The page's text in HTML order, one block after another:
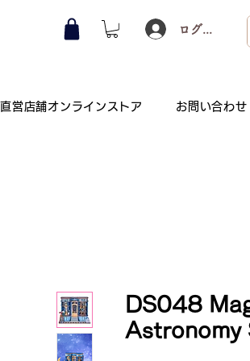
ログイン
直営店舗オンラインストア お問い合わせ
DS048
Astronomy